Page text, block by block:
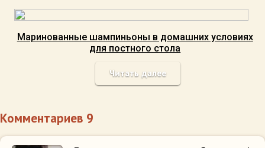
Маринованные шампиньоны в домашних условиях
для постного стола
Читать далее
Комментариев 9